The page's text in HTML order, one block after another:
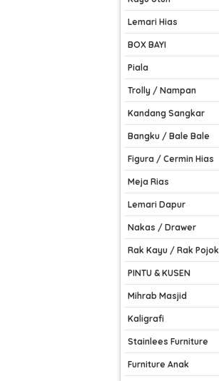
Lemari Hias
BOX BAYI
Piala
Trolly / Nampan
Kandang Sangkar
Bangku / Bale Bale
Figura / Cermin Hias
Meja Rias
Lemari Dapur
Nakas / Drawer
Rak Kayu / Rak Pojok
PINTU & KUSEN
Mihrab Masjid
Kaligrafi
Stainlees Furniture
Furniture Anak